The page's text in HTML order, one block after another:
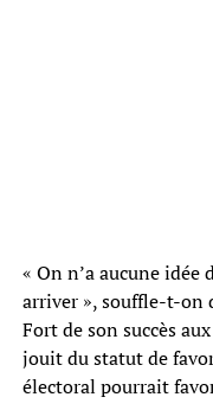
« On n’a aucune
arriver », souffle-t-on
Fort de son succès
jouit du statut de
électoral pourrait